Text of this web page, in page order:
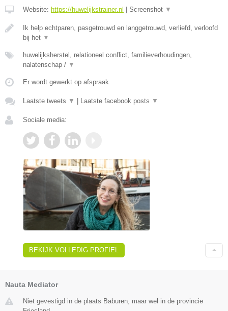
Website: https://huwelijkstrainer.nl Screenshot ▼
Ik help echtparen, pasgetrouwd en langgetrouwd, verliefd, verloofd
bij het ▼
huwelijksherstel, relationeel conflict, familieverhoudingen,
nalatenschap / ▼
Er wordt gewerkt op afspraak.
Laatste tweets ▼ Laatste facebook posts ▼
Sociale media:
BEKIJK VOLLEDIG PROFIEL
Nauta Mediator
Niet gevestigd in de plaats Baburen, maar wel in de provincie